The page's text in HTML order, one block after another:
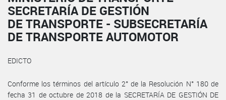
SECRETARÍA DE GESTIÓN
DE TRANSPORTE - SUBSECRETARÍA
DE TRANSPORTE AUTOMOTOR
EDICTO
Conforme los términos del artículo 2° de la Resolución N° 180 de
fecha 31 de octubre de 2018 de la SECRETARÍA DE GESTIÓN DE